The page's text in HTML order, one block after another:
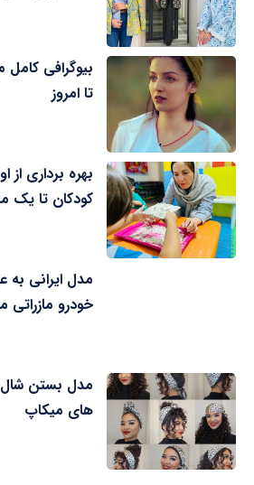
بیوگرافی
تا امروز
بهره برداری از
کودکان تا یک
مدل ایرانی به
خودرو
مدل بستن
های میکاپ